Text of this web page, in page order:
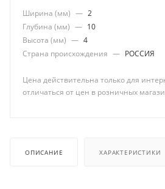
Ширина (мм) — 2
Глубина (мм) — 10
Высота (мм) — 4
Страна происхождения — РОССИЯ
Цена действительна только для
отличаться от цен в розничных
ОПИСАНИЕ ХАРАКТЕРИСТИКИ